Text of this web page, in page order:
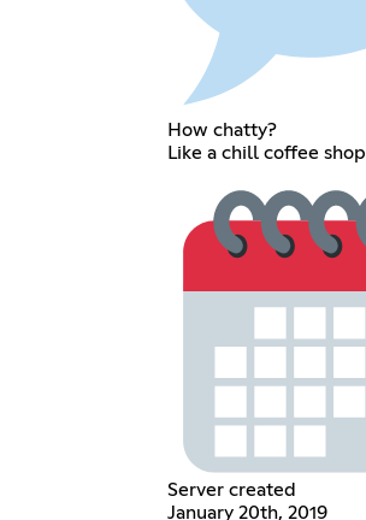
How chatty?
Like a chill coffee shop
Server created
January 20th, 2019